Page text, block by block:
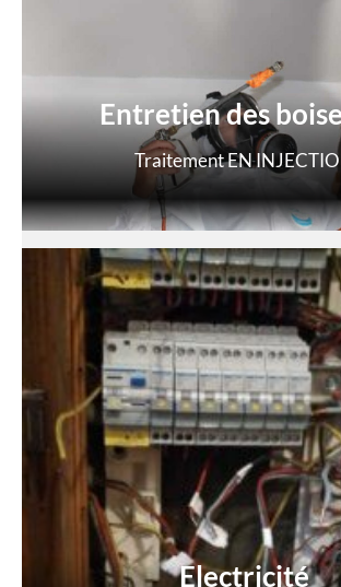
Entretien des
Traitement EN
Electricité